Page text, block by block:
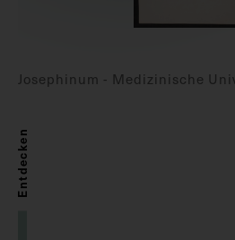
Josephinum - Medizinische
Entdecken